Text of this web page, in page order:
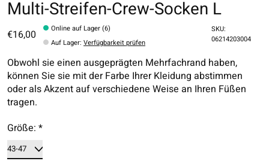
Multi-Streifen-Crew-Socken L
€16,00
Online auf Lager (6)
Auf Lager:Verfügbarkeit prüfen
SKU:
06214203004
Obwohl sie einen ausgeprägten Mehrfachrand haben,
können Sie sie mit der Farbe Ihrer Kleidung abstimmen
oder als Akzent auf verschiedene Weise an Ihren Füßen
tragen.
Größe: *